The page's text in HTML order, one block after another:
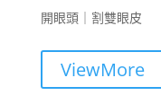
開眼頭｜割雙眼皮
ViewMore